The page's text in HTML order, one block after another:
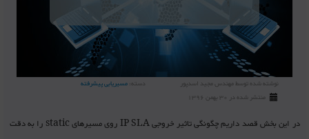
نوشته شده توسطمهندس مجید اسدپور دسته:مسیریابی پیشرفته
منتشر شده در 30 بهمن 1396
در این بخش قصد داریم چگونگی تاثیر خروجی IP SLA روی مسیرهای static را به دقت